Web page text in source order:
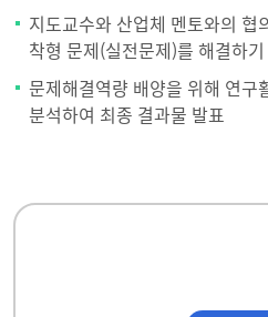
지도교수와 산업체 멘토와의 협
착형 문제(실전문제)를 해결하
문제해결역량 배양을 위해 연구
분석하여 최종 결과물 발표